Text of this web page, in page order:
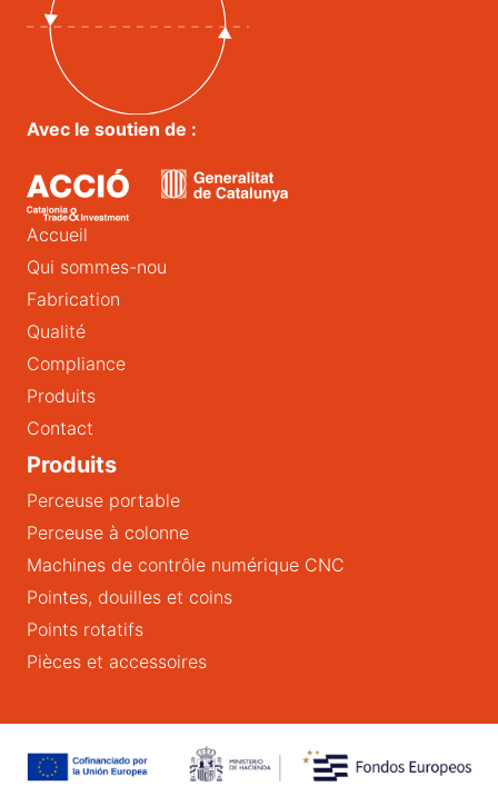
Avec le soutien de :
Accueil
Qui sommes-nou
Fabrication
Qualité
Compliance
Produits
Contact
Produits
Perceuse portable
Perceuse à colonne
Machines de contrôle numérique CNC
Pointes, douilles et coins
Points rotatifs
Pièces et accessoires